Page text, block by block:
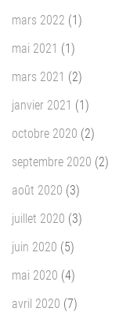
mars 2022 (1)
mai 2021 (1)
mars 2021 (2)
janvier 2021 (1)
octobre 2020 (2)
septembre 2020 (2)
août 2020 (3)
juillet 2020 (3)
juin 2020 (5)
mai 2020 (4)
avril 2020 (7)